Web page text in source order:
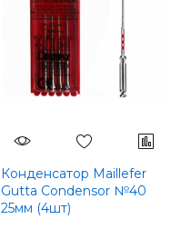
Конденсатор Maillefer
Gutta Condensor №40
25мм (4шт)